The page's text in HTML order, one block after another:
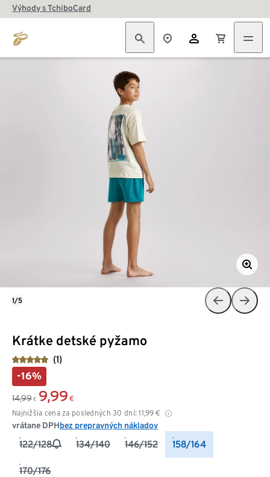
Výhody s TchiboCard
Krátke detské pyžamo
(1)
-16%
14,99 € 9,99 €
Najnižšia cena za posledných 30 dní: 11,99 €
vrátane DPHbez prepravných nákladov
122/128 134/140 146/152 158/164
170/176
1/5